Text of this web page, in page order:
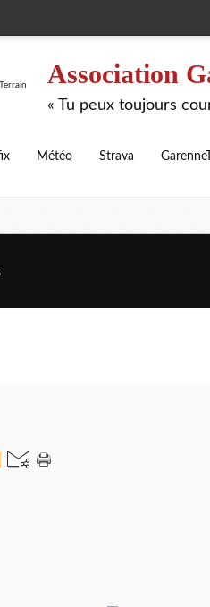
Association
« Tu peux toujours
Météo Strava